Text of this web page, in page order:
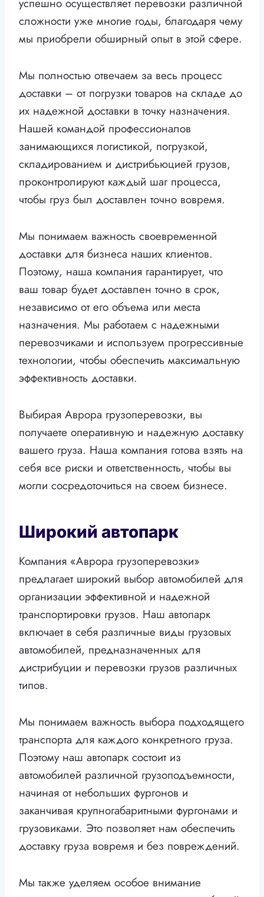
успешно осуществляет перевозки различной
сложности уже многие годы, благодаря чему
мы приобрели обширный опыт в этой сфере.
Мы полностью отвечаем за весь процесс
доставки – от погрузки товаров на складе до
их надежной доставки в точку назначения.
Нашей командой профессионалов
занимающихся логистикой, погрузкой,
складированием и дистрибьюцией грузов,
проконтролируют каждый шаг процесса,
чтобы груз был доставлен точно вовремя.
Мы понимаем важность своевременной
доставки для бизнеса наших клиентов.
Поэтому, наша компания гарантирует, что
ваш товар будет доставлен точно в срок,
независимо от его объема или места
назначения. Мы работаем с надежными
перевозчиками и используем прогрессивные
технологии, чтобы обеспечить максимальную
эффективность доставки.
Выбирая Аврора грузоперевозки, вы
получаете оперативную и надежную доставку
вашего груза. Наша компания готова взять на
себя все риски и ответственность, чтобы вы
могли сосредоточиться на своем бизнесе.
Широкий автопарк
Компания «Аврора грузоперевозки»
предлагает широкий выбор автомобилей для
организации эффективной и надежной
транспортировки грузов. Наш автопарк
включает в себя различные виды грузовых
автомобилей, предназначенных для
дистрибуции и перевозки грузов различных
типов.
Мы понимаем важность выбора подходящего
транспорта для каждого конкретного груза.
Поэтому наш автопарк состоит из
автомобилей различной грузоподъемности,
начиная от небольших фургонов и
заканчивая крупногабаритными фургонами и
грузовиками. Это позволяет нам обеспечить
доставку груза вовремя и без повреждений.
Мы также уделяем особое внимание